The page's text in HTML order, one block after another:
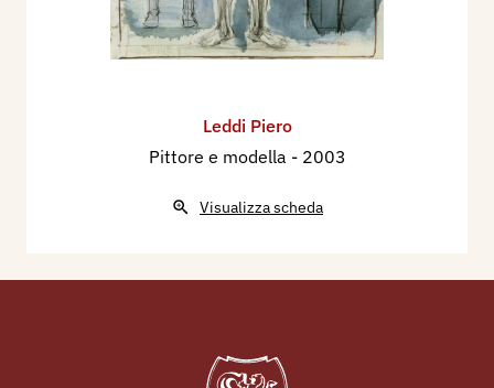
Leddi Piero
Pittore e modella - 2003
Visualizza scheda